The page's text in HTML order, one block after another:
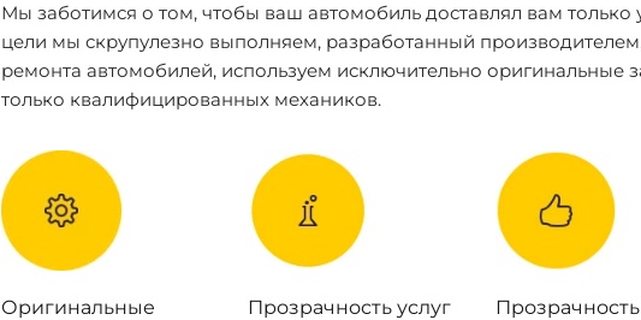
Мы заботимся о том, чтобы ваш автомобиль доставлял вам только
цели мы скрупулезно выполняем, разработанный
ремонта автомобилей, используем исключительно оригинальные
только квалифицированных механиков.
Оригинальные
Прозрачность услуг